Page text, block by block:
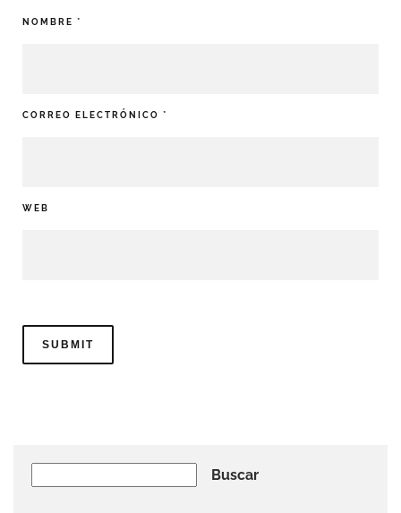
NOMBRE *
CORREO ELECTRÓNICO *
WEB
Buscar